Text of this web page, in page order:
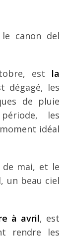
est la
dégagé, les
de pluie
les
idéal
de mai, et le
un beau ciel
à avril, est
rendre les